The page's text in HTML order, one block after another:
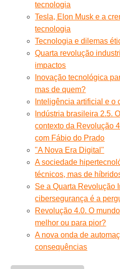
tecnologia
Tesla, Elon Musk e a
tecnologia
Tecnologia e dilemas
Quarta revolução
impactos
Inovação tecnológica
mas de quem?
Inteligência artificial e o
Indústria brasileira 2.5.
contexto da Revolução
com Fábio do Prado
"A Nova Era Digital"
A sociedade
técnicos, mas de
Se a Quarta Revolução
cibersegurança é a
Revolução 4.0. O
melhor ou para pior?
A nova onda de
consequências